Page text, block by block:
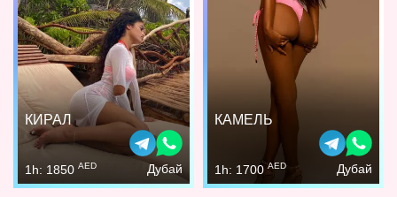
КИРАЛ
1h: 1850 AED Дубай
КАМЕЛЬ
1h: 1700 AED Дубай